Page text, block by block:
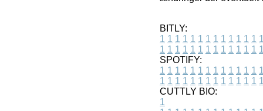
BITLY:
1 1 1 1 1 1 1 1 1 1 1 1 1 1
1 1 1 1 1 1 1 1 1 1 1 1 1 1
SPOTIFY:
1 1 1 1 1 1 1 1 1 1 1 1 1 1
1 1 1 1 1 1 1 1 1 1 1 1 1 1
CUTTLY BIO:
1